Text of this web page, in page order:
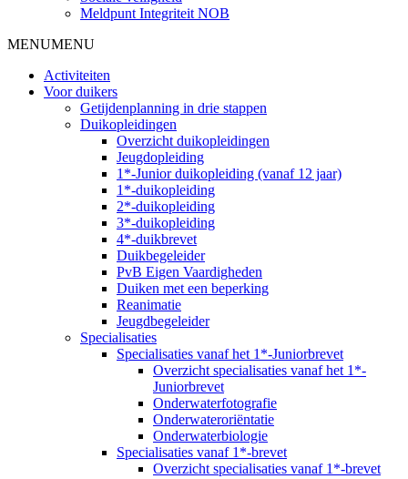
Meldpunt Integriteit NOB
MENUMENU
Activiteiten
Voor duikers
Getijdenplanning in drie stappen
Duikopleidingen
Overzicht duikopleidingen
Jeugdopleiding
1*-Junior duikopleiding (vanaf 12 jaar)
1*-duikopleiding
2*-duikopleiding
3*-duikopleiding
4*-duikbrevet
Duikbegeleider
PvB Eigen Vaardigheden
Duiken met een beperking
Reanimatie
Jeugdbegeleider
Specialisaties
Specialisaties vanaf het 1*-Juniorbrevet
Overzicht specialisaties vanaf het 1*-
Juniorbrevet
Onderwaterfotografie
Onderwateroriëntatie
Onderwaterbiologie
Specialisaties vanaf 1*-brevet
Overzicht specialisaties vanaf 1*-brevet